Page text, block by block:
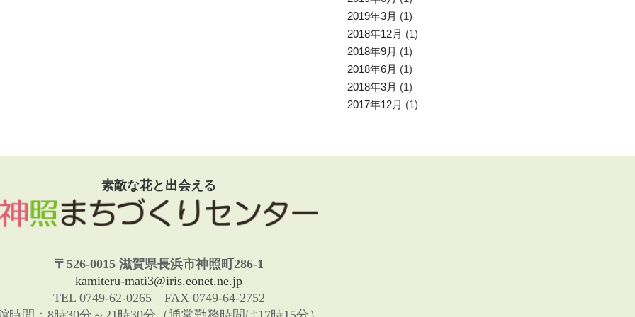
2019年3月 (1)
2018年12月 (1)
2018年9月 (1)
2018年6月 (1)
2018年3月 (1)
2017年12月 (1)
素敵な花と出会える
〒526-0015 滋賀県長浜市神照町286-1
kamiteru-mati3@iris.eonet.ne.jp
TEL 0749-62-0265 FAX 0749-64-2752